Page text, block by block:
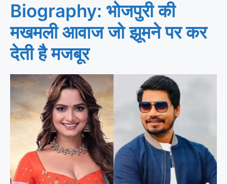
Biography: भोजपुरी की
मखमली आवाज जो झूमने पर कर
देती है मजबूर